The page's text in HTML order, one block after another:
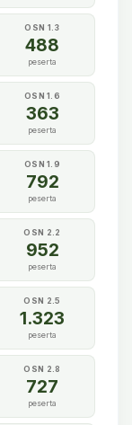
OSN 1.3
488
peserta
OSN 1.6
363
peserta
OSN 1.9
792
peserta
OSN 2.2
952
peserta
OSN 2.5
1.323
peserta
OSN 2.8
727
peserta